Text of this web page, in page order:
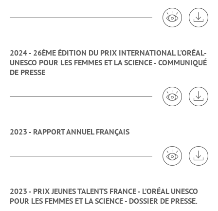
Voir 2024 -
2024 - 26ÈME ÉDITION DU PRIX INTERNATIONAL L'ORÉAL-
UNESCO POUR LES FEMMES ET LA SCIENCE - COMMUNIQUÉ
DE PRESSE
Voir 2024 -
2023 - RAPPORT ANNUEL FRANÇAIS
Voir 2023 -
2023 - PRIX JEUNES TALENTS FRANCE - L’ORÉAL UNESCO
POUR LES FEMMES ET LA SCIENCE - DOSSIER DE PRESSE.